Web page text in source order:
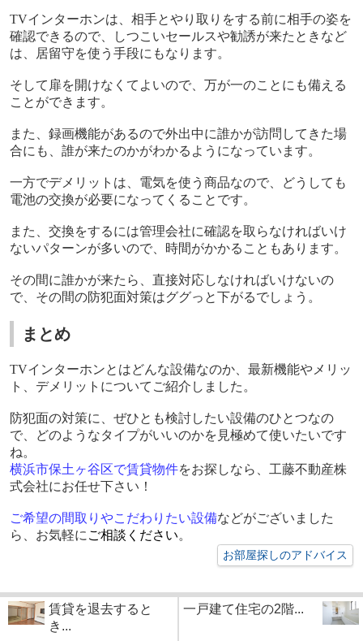
TVインターホンは、相手とやり取りをする前に相手の姿を
確認できるので、しつこいセールスや勧誘が来たときなど
は、居留守を使う手段にもなります。
そして扉を開けなくてよいので、万が一のことにも備える
ことができます。
また、録画機能があるので外出中に誰かが訪問してきた場
合にも、誰が来たのかがわかるようになっています。
一方でデメリットは、電気を使う商品なので、どうしても
電池の交換が必要になってくることです。
また、交換をするには管理会社に確認を取らなければいけ
ないパターンが多いので、時間がかかることもあります。
その間に誰かが来たら、直接対応しなければいけないの
で、その間の防犯面対策はググっと下がるでしょう。
まとめ
TVインターホンとはどんな設備なのか、最新機能やメリッ
ト、デメリットについてご紹介しました。
防犯面の対策に、ぜひとも検討したい設備のひとつなの
で、どのようなタイプがいいのかを見極めて使いたいです
ね。
横浜市保土ヶ谷区で賃貸物件をお探しなら、工藤不動産株
式会社にお任せ下さい！
ご希望の間取りやこだわりたい設備などがございました
ら、お気軽に ご相談ください。
お部屋探しのアドバイス
賃貸を退去すると
き...
一戸建て住宅の2階...